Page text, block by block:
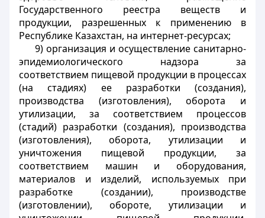
Государственного реестра веществ и
продукции, разрешенных к применению в
Республике Казахстан, на интернет-ресурсах;
9) организация и осуществление санитарно-
эпидемиологического надзора за
соответствием пищевой продукции в процессах
(на стадиях) ее разработки (создания),
производства (изготовления), оборота и
утилизации, за соответствием процессов
(стадий) разработки (создания), производства
(изготовления), оборота, утилизации и
уничтожения пищевой продукции, за
соответствием машин и оборудования,
материалов и изделий, используемых при
разработке (создании), производстве
(изготовлении), обороте, утилизации и